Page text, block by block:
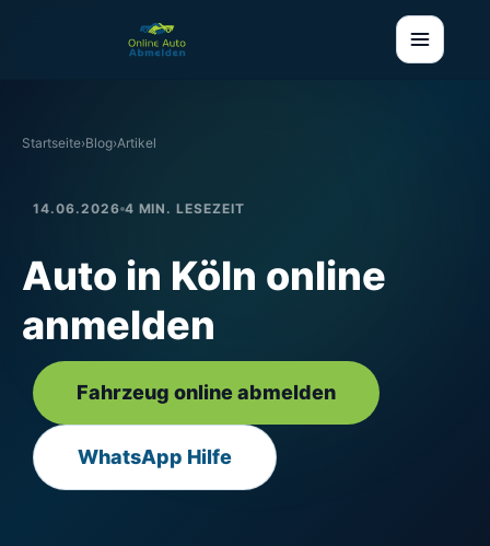
Startseite›Blog›Artikel
14.06.2026 4 MIN. LESEZEIT
Auto in Köln online
anmelden
Fahrzeug online abmelden
WhatsApp Hilfe